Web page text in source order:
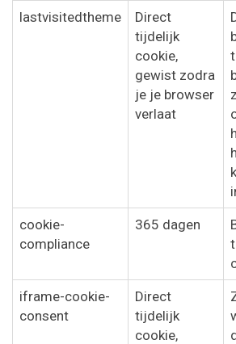
lastvisitedtheme
Direct
tijdelijk
cookie,
gewist zodra
je je browser
verlaat
cookie-
compliance
365 dagen
iframe-cookie-
consent
Direct
tijdelijk
cookie,